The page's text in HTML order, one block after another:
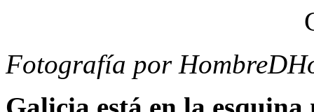
Fotografía por